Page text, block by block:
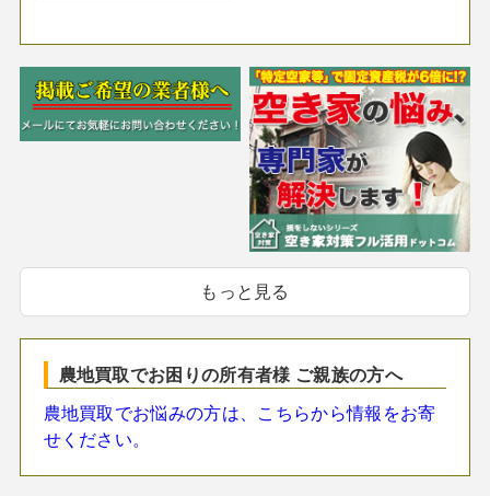
もっと見る
農地買取でお困りの所有者様 ご親族の方へ
農地買取でお悩みの方は、こちらから情報をお寄
せください。